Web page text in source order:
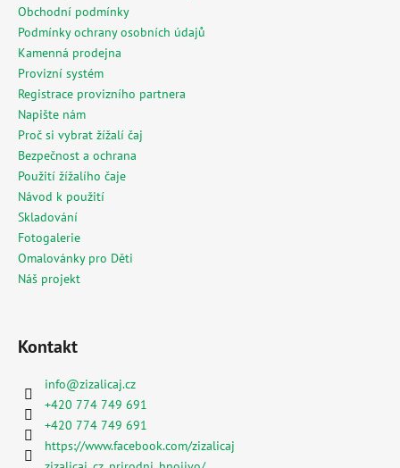
HLEDAT
D
o
p
o
r
u
č
u
m
e
MESIHO
ŽÍŽALÍ
ČAJ
S
Obchodní podmínky
Podmínky ochrany osobních údajů
Kamenná prodejna
Provizní systém
Registrace provizního partnera
Napište nám
Proč si vybrat žížalí čaj
Bezpečnost a ochrana
Použití žížalího čaje
Návod k použití
Skladování
Fotogalerie
Omalovánky pro Děti
Náš projekt
Kontakt
info@zizalicaj.cz
+420 774 749 691
+420 774 749 691
https://www.facebook.com/zizalicaj